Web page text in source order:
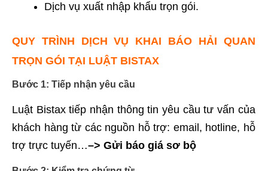
Dịch vụ xuất nhập khẩu trọn gói.
QUY TRÌNH DỊCH VỤ KHAI BÁO HẢI QUAN
TRỌN GÓI TẠI LUẬT BISTAX
Bước 1: Tiếp nhận yêu cầu
Luật Bistax tiếp nhận thông tin yêu cầu tư vấn của
khách hàng từ các nguồn hỗ trợ: email, hotline, hỗ
trợ trực tuyến…–> Gửi báo giá sơ bộ